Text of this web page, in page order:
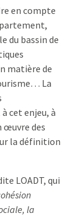
en compte
du bassin de
matière de
La
cet enjeu, à
œuvre des
la définition
LOADT, qui
la